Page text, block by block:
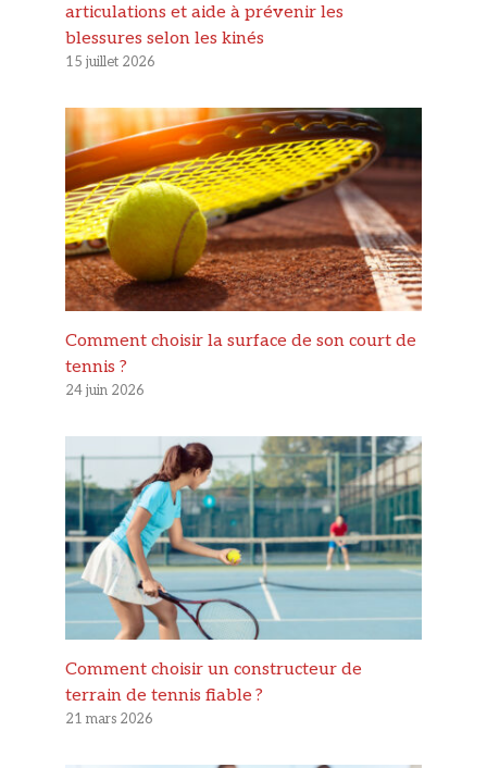
articulations et aide à prévenir les
blessures selon les kinés
15 juillet 2026
Comment choisir la surface de son court de
tennis ?
24 juin 2026
Comment choisir un constructeur de
terrain de tennis fiable ?
21 mars 2026